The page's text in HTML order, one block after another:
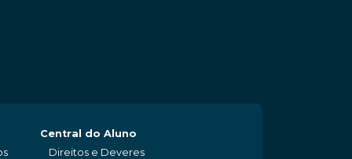
Central do Aluno
Direitos e Deveres